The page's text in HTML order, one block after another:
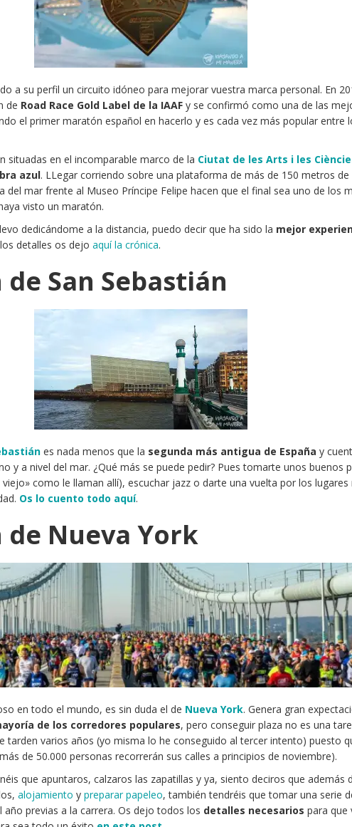
a su perfil un circuito idóneo para mejorar vuestra marca personal. En
de Road Race Gold Label de la IAAF y se confirmó como una de las
el primer maratón español en hacerlo y es cada vez más popular entre
situadas en el incomparable marco de la Ciutat de les Arts i les
azul. LLegar corriendo sobre una plataforma de más de 150 metros de
del mar frente al Museo Príncipe Felipe hacen que el final sea uno de los
visto un maratón.
dedicándome a la distancia, puedo decir que ha sido la mejor
detalles os dejoaquí la crónica.
San Sebastián
es nada menos que la segunda más antigua de España y
y a nivel del mar. ¿Qué más se puede pedir? Pues tomarte unos buenos
como le llaman allí), escuchar jazz o darte una vuelta por los lugares
Os lo cuento todo aquí.
Nueva York
en todo el mundo, es sin duda el de Nueva York. Genera gran
de los corredores populares, pero conseguir plaza no es una
tarden varios años (yo misma lo he conseguido al tercer intento) puesto
de 50.000 personas recorrerán sus calles a principios de noviembre).
que apuntaros, calzaros las zapatillas y ya, siento deciros que además
alojamiento ypreparar papeleo, también tendréis que tomar una serie
año previas a la carrera. Os dejo todos los detalles necesarios para que